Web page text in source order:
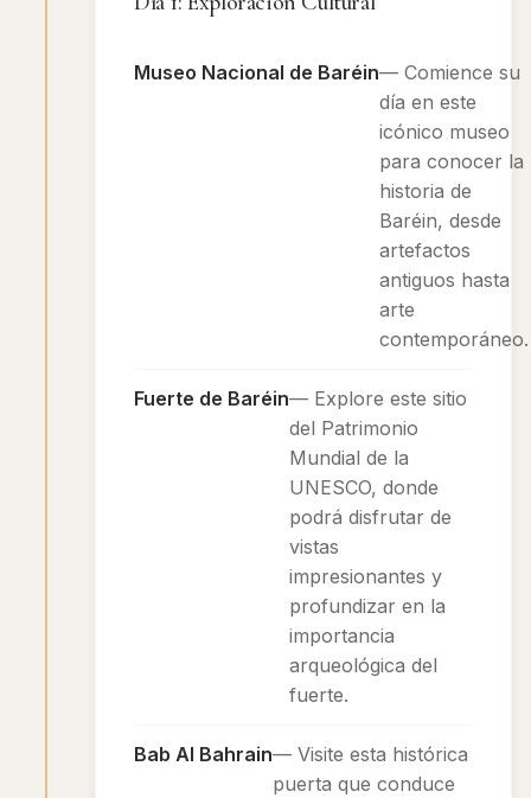
Museo Nacional de Baréin— Comience su
día en este
icónico museo
para conocer la
historia de
Baréin, desde
artefactos
antiguos hasta
arte
contemporáneo.
Fuerte de Baréin— Explore este sitio
del Patrimonio
Mundial de la
UNESCO, donde
podrá disfrutar de
vistas
impresionantes y
profundizar en la
importancia
arqueológica del
fuerte.
Bab Al Bahrain— Visite esta histórica
puerta que conduce